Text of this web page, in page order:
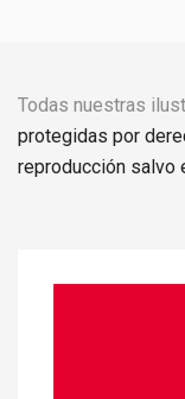
Todas nuestras
protegidas por
reproducción salvo